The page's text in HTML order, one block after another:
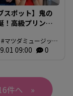
スポット】鬼の
！高級プリンに
ミュージック
マツダミュージック
09:00 0
»